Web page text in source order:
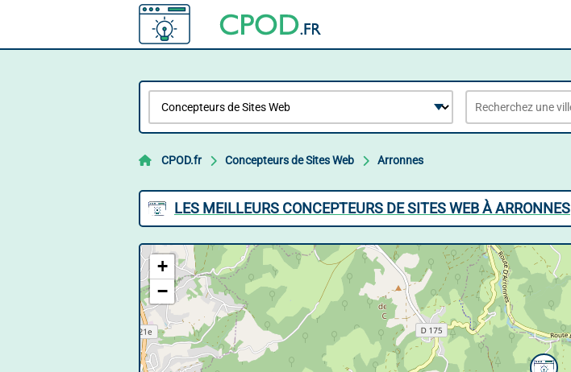
CPOD.fr Concepteurs de Sites Web Arronnes
LES MEILLEURS CONCEPTEURS DE SITES WEB À ARRONNES
+
−